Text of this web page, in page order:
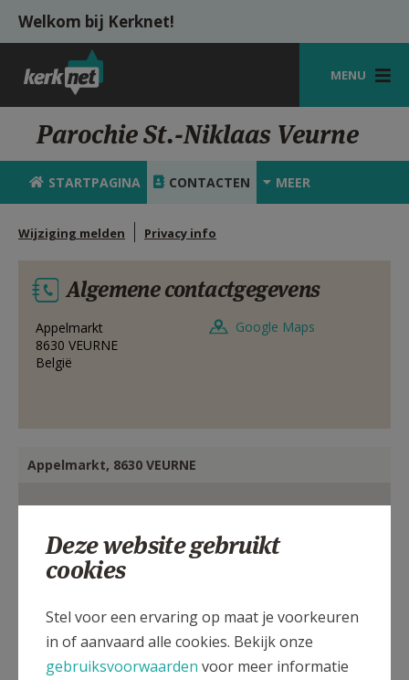
Overslaan en naar de inhoud gaan
Welkom bij Kerknet!
MENU
STARTPAGINA
KERK
VIERINGEN
SHOP
ZOEKEN
HULP
MIJN PAROCHIE
Parochie St.-Niklaas Veurne
STARTPAGINA CONTACTEN MEER
Wijziging melden Privacy info
Algemene contactgegevens
Appelmarkt
8630 VEURNE
België
Google Maps
Appelmarkt, 8630 VEURNE
Deze website gebruikt
cookies
Stel voor een ervaring op maat je voorkeuren
in of aanvaard alle cookies. Bekijk onze
gebruiksvoorwaarden voor meer informatie